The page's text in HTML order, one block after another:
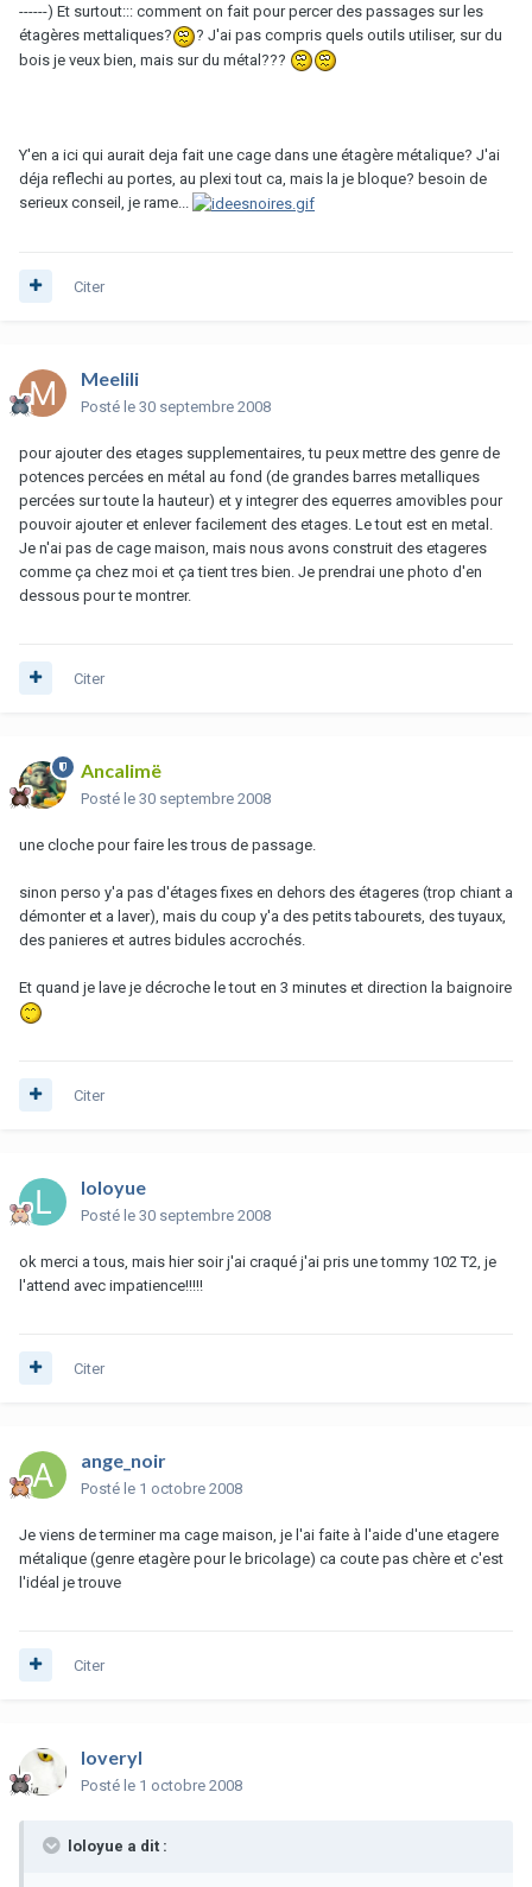
------) Et surtout::: comment on fait pour percer des passages sur les
étagères mettaliques?
? J'ai pas compris quels outils utiliser, sur du
bois je veux bien, mais sur du métal???
Y'en a ici qui aurait deja fait une cage dans une étagère métalique? J'ai
déja reflechi au portes, au plexi tout ca, mais la je bloque? besoin de
serieux conseil, je rame...
Citer
Meelili
Posté le 30 septembre 2008
pour ajouter des etages supplementaires, tu peux mettre des genre de
potences percées en métal au fond (de grandes barres metalliques
percées sur toute la hauteur) et y integrer des equerres amovibles pour
pouvoir ajouter et enlever facilement des etages. Le tout est en metal.
Je n'ai pas de cage maison, mais nous avons construit des etageres
comme ça chez moi et ça tient tres bien. Je prendrai une photo d'en
dessous pour te montrer.
Citer
Ancalimë
Posté le 30 septembre 2008
une cloche pour faire les trous de passage.
sinon perso y'a pas d'étages fixes en dehors des étageres (trop chiant a
démonter et a laver), mais du coup y'a des petits tabourets, des tuyaux,
des panieres et autres bidules accrochés.
Et quand je lave je décroche le tout en 3 minutes et direction la baignoire
Citer
loloyue
Posté le 30 septembre 2008
ok merci a tous, mais hier soir j'ai craqué j'ai pris une tommy 102 T2, je
l'attend avec impatience!!!!!
Citer
ange_noir
Posté le 1 octobre 2008
Je viens de terminer ma cage maison, je l'ai faite à l'aide d'une etagere
métalique (genre etagère pour le bricolage) ca coute pas chère et c'est
l'idéal je trouve
Citer
loveryl
Posté le 1 octobre 2008
loloyue a dit :